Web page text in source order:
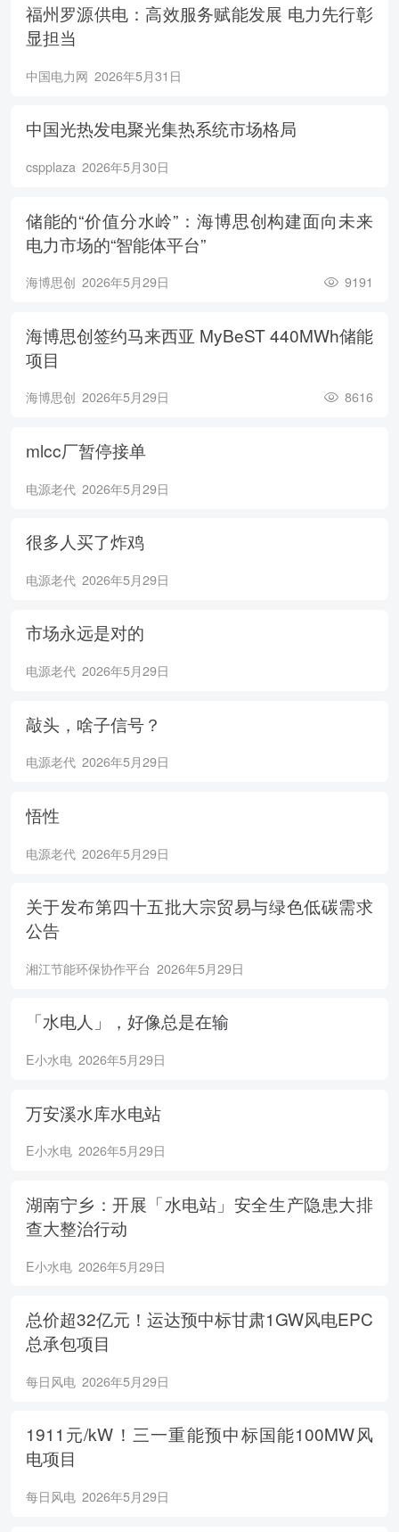
福州罗源供电：高效服务赋能发展 电力先行彰
显担当
中国电力网 2026年5月31日
中国光热发电聚光集热系统市场格局
cspplaza 2026年5月30日
储能的“价值分水岭”：海博思创构建面向未来
电力市场的“智能体平台”
海博思创 2026年5月29日 9191
海博思创签约马来西亚 MyBeST 440MWh储能
项目
海博思创 2026年5月29日 8616
mlcc厂暂停接单
电源老代 2026年5月29日
很多人买了炸鸡
电源老代 2026年5月29日
市场永远是对的
电源老代 2026年5月29日
敲头，啥子信号？
电源老代 2026年5月29日
悟性
电源老代 2026年5月29日
关于发布第四十五批大宗贸易与绿色低碳需求
公告
湘江节能环保协作平台 2026年5月29日
「水电人」，好像总是在输
E小水电 2026年5月29日
万安溪水库水电站
E小水电 2026年5月29日
湖南宁乡：开展「水电站」安全生产隐患大排
查大整治行动
E小水电 2026年5月29日
总价超32亿元！运达预中标甘肃1GW风电EPC
总承包项目
每日风电 2026年5月29日
1911元/kW！三一重能预中标国能100MW风
电项目
每日风电 2026年5月29日